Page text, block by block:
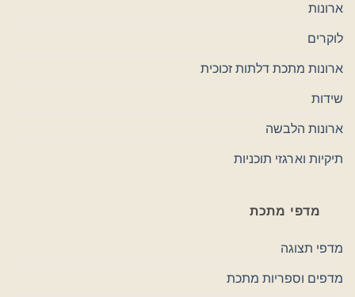
ארונות
לוקרים
ארונות מתכת דלתות זכוכית
שידות
ארונות הלבשה
תיקיות וארגזי תוכניות
מדפי מתכת
מדפי תצוגה
מדפים וספריות מתכת